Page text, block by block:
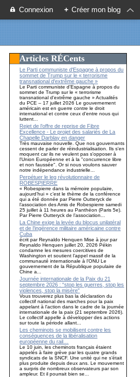
Connexion + Créer mon blog
Articles RÉCents
Le Parti communiste d'Espagne à propos du
sommet de Trump sur le « terrorisme
transnational d'extrême gauche »
Le Parti communiste d'Espagne à propos du
sommet de Trump sur le « terrorisme
transnational d'extrême gauche » Actualités
du PCE – 17 juillet 2026 Le gouvernement
américain est en guerre contre le droit
international et contre ceux d'entre nous qui
luttent...
Rejet de l’offre de reprise de Fibre
Excellence - Le projet des salariés de La
Chapelle Darblay en danger
Très mauvaise nouvelle. Que nos gouvernants
cessent de parler de réindustrialisation. Ils s'en
moquent car ils ne veulent pas s'opposer à
l'Union Européenne et à la "concurrence libre
et non faussée". Or si nous voulons sauver
notre indépendance industrielle...
Perpétuer le leg révolutionnaire de
ROBESPIERRE
« Robespierre dans la mémoire populaire,
aujourd’hui » c’est le thème de la conférence
qui a été donnée par Pierre Outteryck de
l’association des Amis de Robespierre samedi
25 juillet à 11 heures au Panthéon (Paris 5e).
Par Pierre Outteryck de l’association...
La Chine exige la levée du blocus unilatéral
et de l’ingérence militaire américaine contre
Cuba
écrit par Reynaldo Henquen Mise à jour par
Reynaldo Henquen juillet 20, 2026 Pékin
condamne les mesures coercitives de
Washington et soutient l’appel massif de la
communauté internationale à l’ONU Le
gouvernement de la République populaire de
Chine a...
Journée internationale de la Paix du 21
septembre 2026 : “stop les guerres, stop les
violences, stop la misère”
Vous trouverez plus bas la déclaration du
collectif national des marches pour la paix
appelant à l'action dans le cadre de la journée
internationale de la paix (21 septembre 2026).
Le collectif appelle à développer des actions
sur toute la période allant...
Les cheminots se mobilisent contre les
conséquences de la libéralisation
européenne du rail…
Le 10 juin, les cheminots français étaient
appelés à faire grève par les quatre grands
syndicats de la SNCF. Une unité qui ne s’était
plus produite depuis deux ans. Le mouvement
a surpris de nombreux observateurs par son
ampleur. Et il pourrait bien se...